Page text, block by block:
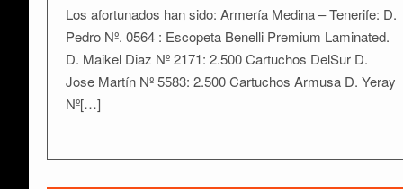
Los afortunados han sido: Armería Medina – Tenerife: D.
Pedro Nº. 0564 : Escopeta Benelli Premium Laminated.
D. Maikel Diaz Nº 2171: 2.500 Cartuchos DelSur D.
Jose Martín Nº 5583: 2.500 Cartuchos Armusa D. Yeray
Nº[…]